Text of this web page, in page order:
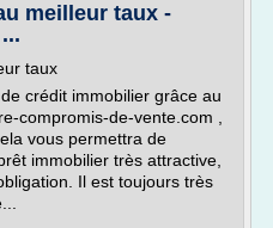
meilleur taux -
taux
crédit immobilier grâce au
compromis-de-vente.com ,
vous permettra de
immobilier très attractive,
Il est toujours très